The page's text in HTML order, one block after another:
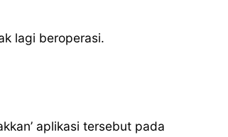
lagi beroperasi.
aplikasi tersebut pada